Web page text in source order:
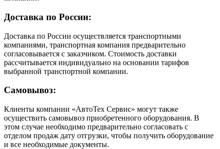
Доставка по России:
Доставка по России осуществляется транспортными
компаниями, транспортная компания предварительно
согласовывается с заказчиком. Стоимость доставки
рассчитывается индивидуально на основании тарифов
выбранной транспортной компании.
Самовывоз:
Клиенты компании «АвтоТех Сервис» могут также
осуществить самовывоз приобретенного оборудования. В
этом случае необходимо предварительно согласовать с
отделом продаж дату отгрузки, чтобы получить оборудование
и все необходимые документы.